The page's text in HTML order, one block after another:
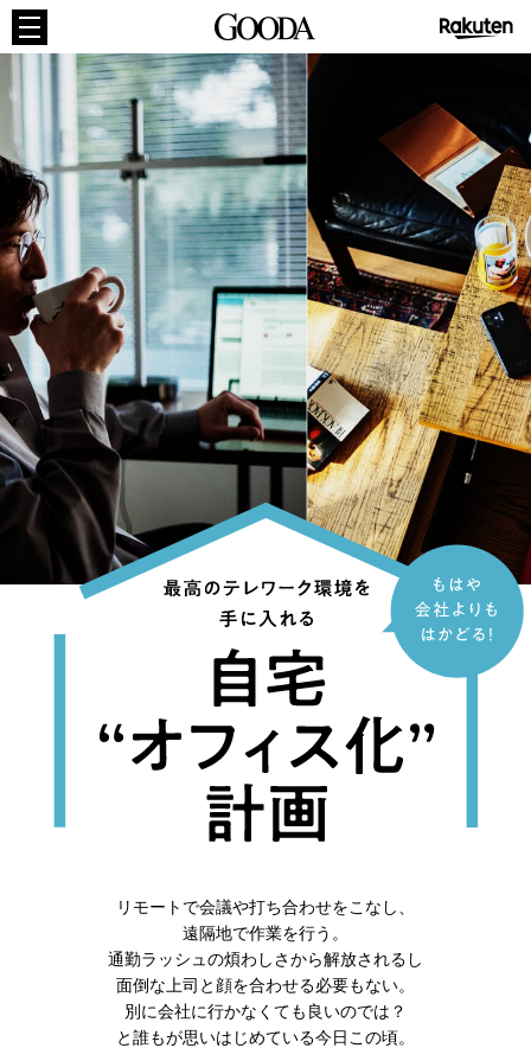
リモートで会議や打ち合わせをこなし、
遠隔地で作業を行う。
通勤ラッシュの煩わしさから解放されるし
面倒な上司と顔を合わせる必要もない。
別に会社に行かなくても良いのでは？
と誰もが思いはじめている今日この頃。